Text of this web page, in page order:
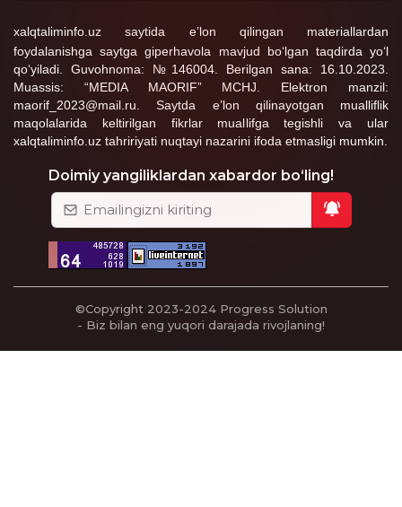
xalqtaliminfo.uz saytida e’lon qilingan materiallardan
foydalanishga saytga giperhavola mavjud bo‘lgan taqdirda yo‘l
qo‘yiladi. Guvohnoma: №146004. Berilgan sana: 16.10.2023.
Muassis: “MEDIA MAORIF” MCHJ. Elektron manzil:
maorif_2023@mail.ru. Saytda e’lon qilinayotgan mualliflik
maqolalarida keltirilgan fikrlar muallifga tegishli va ular
xalqtaliminfo.uz tahririyati nuqtayi nazarini ifoda etmasligi mumkin.
Doimiy yangiliklardan xabardor bo‘ling!
©Copyright 2023-2024 Progress Solution
- Biz bilan eng yuqori darajada rivojlaning!